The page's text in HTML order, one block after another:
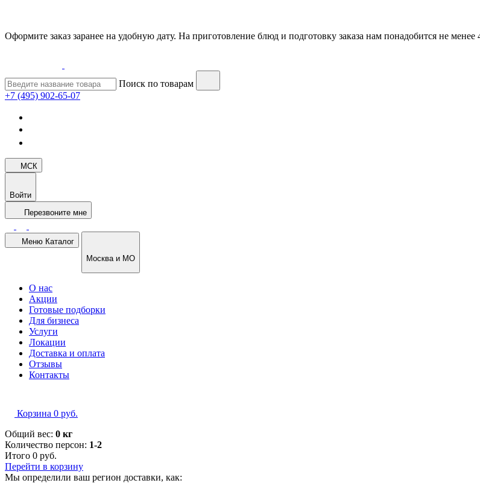
Оформите заказ заранее на удобную дату. На приготовление блюд и подготовку заказа нам понадобится не менее
Поиск по товарам
+7 (495) 902-65-07
МСК
Войти
Перезвоните мне
Меню Каталог
Москва и МО
О нас
Акции
Готовые подборки
Для бизнеса
Услуги
Локации
Доставка и оплата
Отзывы
Контакты
Корзина 0 руб.
Общий вес: 0 кг
Количество персон: 1-2
Итого 0 руб.
Перейти в корзину
Мы определили ваш регион доставки, как: